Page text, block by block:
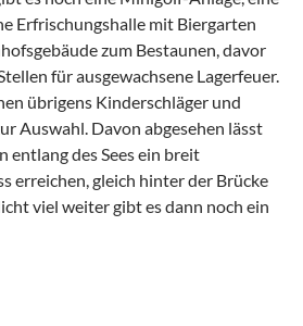
Erfrischungshalle mit Biergarten
zum Bestaunen, davor
für ausgewachsene Lagerfeuer.
übrigens Kinderschläger und
Auswahl. Davon abgesehen lässt
entlang des Sees ein breit
erreichen, gleich hinter der Brücke
viel weiter gibt es dann noch ein